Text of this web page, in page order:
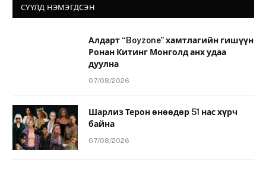
СҮҮЛД НЭМЭГДСЭН
Алдарт “Boyzone” хамтлагийн гишүүн
Ронан Китинг Монголд анх удаа
дуулна
07/08/2026
Шарлиз Терон өнөөдөр 51 нас хүрч
байна
07/08/2026